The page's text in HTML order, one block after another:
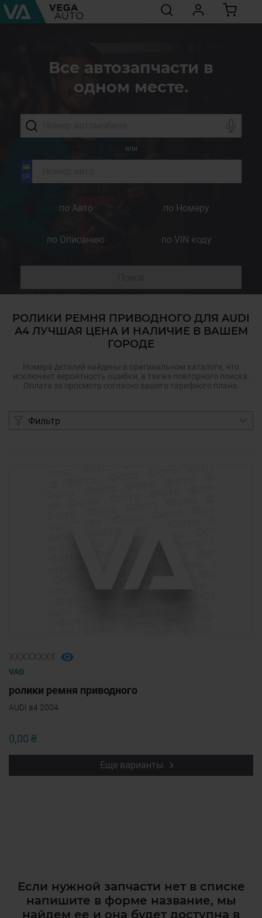
Все автозапчасти в
одном месте.
или
по Авто по Номеру
по Описанию по VIN коду
РОЛИКИ РЕМНЯ ПРИВОДНОГО ДЛЯ AUDI
A4 ЛУЧШАЯ ЦЕНА И НАЛИЧИЕ В ВАШЕМ
ГОРОДЕ
Номера деталей найдены в оригинальном каталоге, что
исключает вероятность ошибки, а также повторного поиска.
Оплата за просмотр согласно вашего тарифного плана.
Фильтр
VAG
ролики ремня приводного
AUDI a4 2004
0,00 ₴
Еще варианты
Если нужной запчасти нет в списке
напишите в форме название, мы
найдем ее и она будет доступна в